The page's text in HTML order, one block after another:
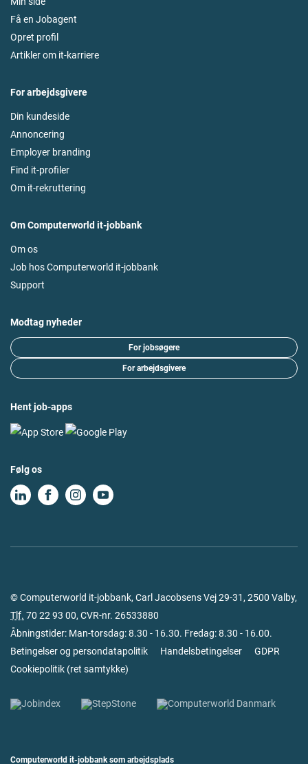
Få en Jobagent
Opret profil
Artikler om it-karriere
For arbejdsgivere
Din kundeside
Annoncering
Employer branding
Find it-profiler
Om it-rekruttering
Om Computerworld it-jobbank
Om os
Job hos Computerworld it-jobbank
Support
Modtag nyheder
For jobsøgere
For arbejdsgivere
Hent job-apps
Følg os
© Computerworld it-jobbank, Carl Jacobsens Vej 29-31, 2500 Valby,
Tlf. 70 22 93 00, CVR-nr. 26533880
Åbningstider: Man-torsdag: 8.30 - 16.30. Fredag: 8.30 - 16.00.
Betingelser og persondatapolitik
Handelsbetingelser
GDPR
Cookiepolitik (ret samtykke)
Computerworld it-jobbank som arbejdsplads